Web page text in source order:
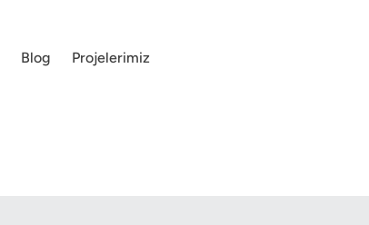
Blog Projelerimiz